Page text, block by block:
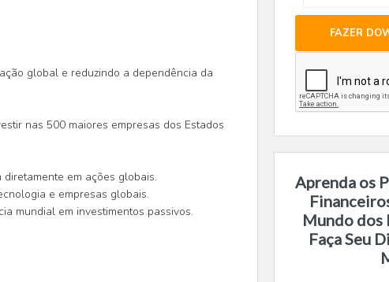
global e reduzindo a dependência da
nas 500 maiores empresas dos Estados
em ações globais.
e empresas globais.
mundial em investimentos passivos.
FAZER
Aprenda os
Mundo dos
Faça Seu